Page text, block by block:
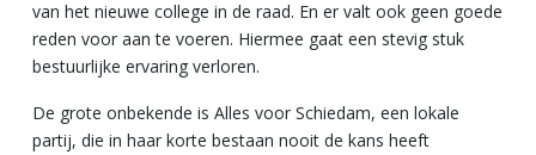
van het nieuwe college in de raad. En er valt ook geen goede
reden voor aan te voeren. Hiermee gaat een stevig stuk
bestuurlijke ervaring verloren.
De grote onbekende is Alles voor Schiedam, een lokale
partij, die in haar korte bestaan nooit de kans heeft